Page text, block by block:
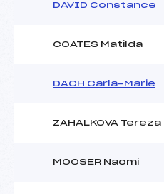
DAVID Constance
COATES Matilda
DACH Carla-Marie
ZAHALKOVA Tereza
MOOSER Naomi